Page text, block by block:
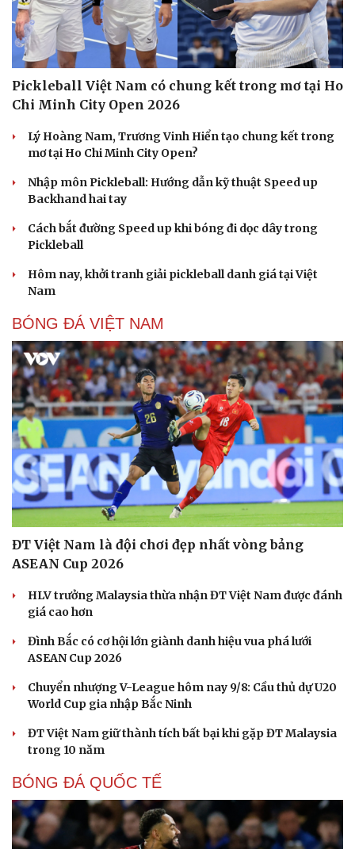
Hạt giống tâm hồn
Cải chính
Pickleball Việt Nam có chung kết trong mơ tại Ho
Chi Minh City Open 2026
Lý Hoàng Nam, Trương Vinh Hiển tạo chung kết trong
mơ tại Ho Chi Minh City Open?
Nhập môn Pickleball: Hướng dẫn kỹ thuật Speed up
Backhand hai tay
Cách bắt đường Speed up khi bóng đi dọc dây trong
Pickleball
Hôm nay, khởi tranh giải pickleball danh giá tại Việt
Nam
BÓNG ĐÁ VIỆT NAM
ĐT Việt Nam là đội chơi đẹp nhất vòng bảng
ASEAN Cup 2026
HLV trưởng Malaysia thừa nhận ĐT Việt Nam được đánh
giá cao hơn
Đình Bắc có cơ hội lớn giành danh hiệu vua phá lưới
ASEAN Cup 2026
Chuyển nhượng V-League hôm nay 9/8: Cầu thủ dự U20
World Cup gia nhập Bắc Ninh
ĐT Việt Nam giữ thành tích bất bại khi gặp ĐT Malaysia
trong 10 năm
BÓNG ĐÁ QUỐC TẾ